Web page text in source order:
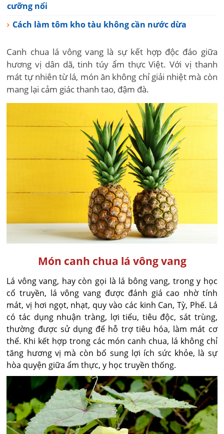
cưỡng nổi
Cách làm tôm kho tàu không cần nước dừa
Canh chua lá vông vang là sự kết hợp độc đáo giữa
hương vị dân dã, tinh túy ẩm thực Việt. Với vị thanh
mát tự nhiên từ lá, món ăn không chỉ giải nhiệt mà còn
mang lại cảm giác thanh tao, đậm đà.
Món canh chua lá vông vang
Lá vông vang, hay còn gọi là lá bông vang, trong y học
cổ truyền, lá vông vang được đánh giá cao nhờ tính
mát, vị hơi ngọt, nhạt, quy vào các kinh Can, Tỳ, Phế. Lá
có tác dụng nhuận tràng, lợi tiểu, tiêu độc, sát trùng,
thường được sử dụng để hỗ trợ tiêu hóa, làm mát cơ
thể. Khi kết hợp trong các món canh chua, lá không chỉ
tăng hương vị mà còn bổ sung lợi ích sức khỏe, là sự
hòa quyện giữa ẩm thực, y học truyền thống.